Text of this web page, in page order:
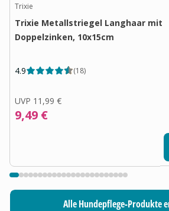
Trixie
Trixie Metallstriegel Langhaar mit
Doppelzinken, 10x15cm
4.9 (18)
UVP 11,99 €
9,49 €
Alle Hundepflege-Produkte